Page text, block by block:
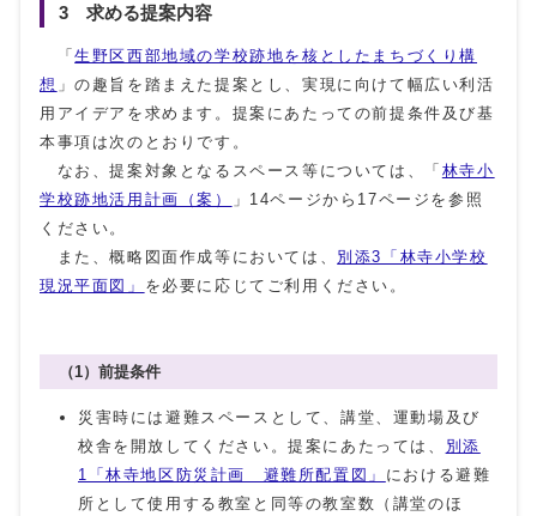
3 求める提案内容
「生野区西部地域の学校跡地を核としたまちづくり構
想 」の趣旨を踏まえた提案とし、実現に向けて幅広い利活
用アイデアを求めます。提案にあたっての前提条件及び基
本事項は次のとおりです。
なお、提案対象となるスペース等については、「 林寺小
学校跡地活用計画（案）
」14ページから17ページを参照
ください。
また、概略図面作成等においては、 別添3「林寺小学校
現況平面図」 を必要に応じてご利用ください。
（1）前提条件
災害時には避難スペースとして、講堂、運動場及び
校舎を開放してください。提案にあたっては、 別添
1「林寺地区防災計画 避難所配置図」 における避難
所として使用する教室と同等の教室数（講堂のほ